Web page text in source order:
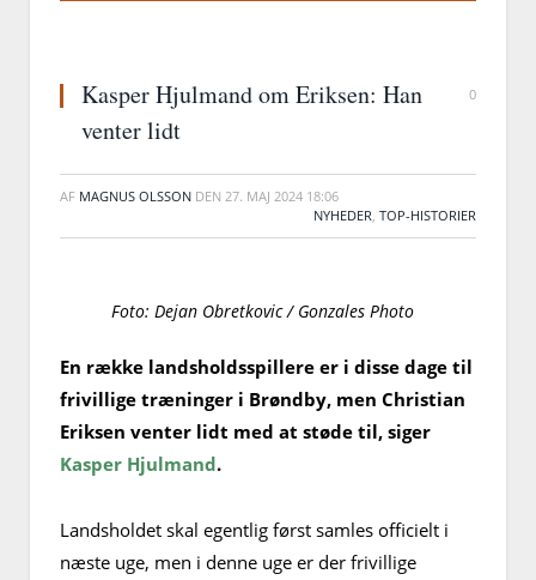
Kasper Hjulmand om Eriksen: Han
venter lidt
0
AF MAGNUS OLSSON DEN 27. MAJ 2024 18:06
NYHEDER, TOP-HISTORIER
Foto: Dejan Obretkovic / Gonzales Photo
En række landsholdsspillere er i disse dage til
frivillige træninger i Brøndby, men Christian
Eriksen venter lidt med at støde til, siger
Kasper Hjulmand.
Landsholdet skal egentlig først samles officielt i
næste uge, men i denne uge er der frivillige